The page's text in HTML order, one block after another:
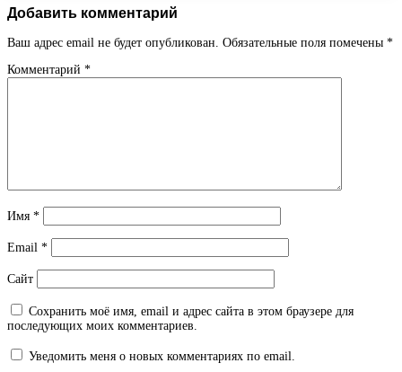
Добавить комментарий
Ваш адрес email не будет опубликован. Обязательные поля помечены *
Комментарий *
Имя *
Email *
Сайт
Сохранить моё имя, email и адрес сайта в этом браузере для
последующих моих комментариев.
Уведомить меня о новых комментариях по email.